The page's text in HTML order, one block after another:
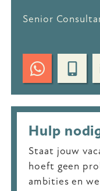
Senior
Hulp
Staat jouw
hoeft geen
ambities en